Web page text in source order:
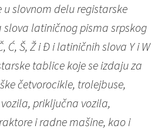
slovnom delu registarske
slova latiničnog pisma srpskog
Ć, Š, Ž i Đ i latiničnih slova Y i W
tablice koje se izdaju za
četvorocikle, trolejbuse,
priključna vozila,
i radne mašine, kao i